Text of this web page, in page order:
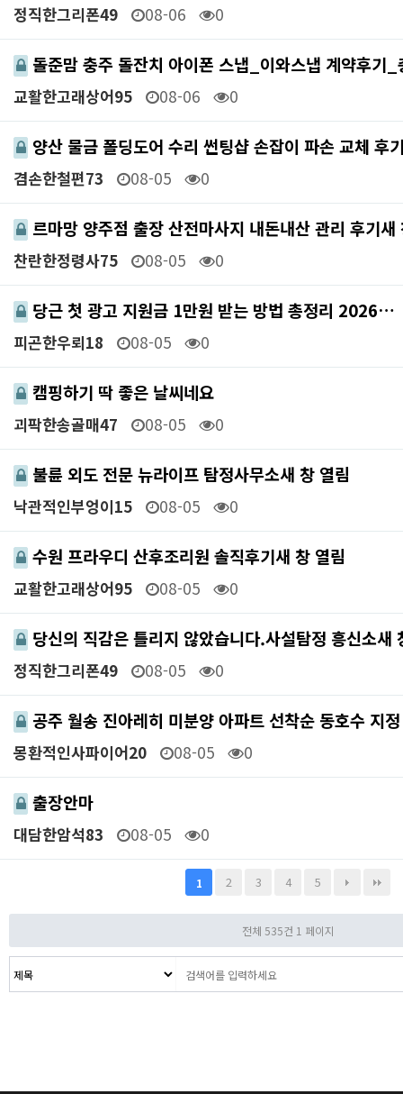
정직한그리폰49 08-06 0
돌준맘 충주 돌잔치 아이폰 스냅_이와스냅 계약후
교활한고래상어95 08-06 0
양산 물금 폴딩도어 수리 썬팅샵 손잡이 파손 교체 후
겸손한철편73 08-05 0
르마망 양주점 출장 산전마사지 내돈내산 관리 후기
찬란한정령사75 08-05 0
당근 첫 광고 지원금 1만원 받는 방법 총정리 2026…
피곤한우뢰18 08-05 0
캠핑하기 딱 좋은 날씨네요
괴팍한송골매47 08-05 0
불륜 외도 전문 뉴라이프 탐정사무소새 창 열림
낙관적인부엉이15 08-05 0
수원 프라우디 산후조리원 솔직후기새 창 열림
교활한고래상어95 08-05 0
당신의 직감은 틀리지 않았습니다.사설탐정 흥신소
정직한그리폰49 08-05 0
공주 월송 진아레히 미분양 아파트 선착순 동호수 지
몽환적인사파이어20 08-05 0
출장안마
대담한암석83 08-05 0
1 2 3 4 5
전체 535건 1 페이지